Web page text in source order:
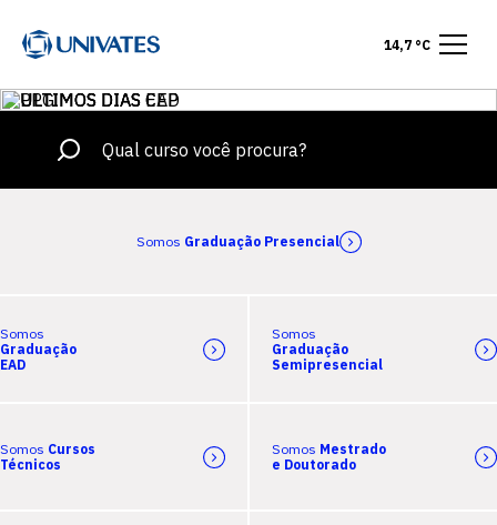
14,7 °C
Somos Graduação Presencial
Somos
Graduação
EAD
Somos
Graduação
Semipresencial
Somos Cursos
Técnicos
Somos Mestrado
e Doutorado